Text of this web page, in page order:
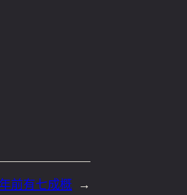
→
前有七成概